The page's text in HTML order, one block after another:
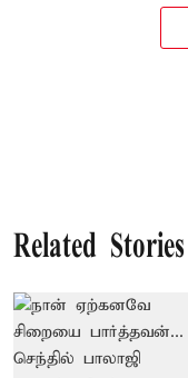
Related Stories